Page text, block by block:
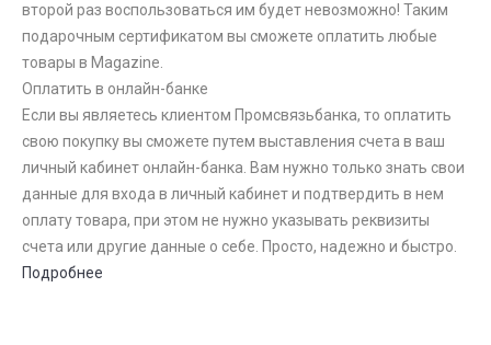
второй раз воспользоваться им будет невозможно! Таким
подарочным сертификатом вы сможете оплатить любые
товары в Magazine.
Оплатить в онлайн-банке
Если вы являетесь клиентом Промсвязьбанка, то оплатить
свою покупку вы сможете путем выставления счета в ваш
личный кабинет онлайн-банка. Вам нужно только знать свои
данные для входа в личный кабинет и подтвердить в нем
оплату товара, при этом не нужно указывать реквизиты
счета или другие данные о себе. Просто, надежно и быстро.
Подробнее